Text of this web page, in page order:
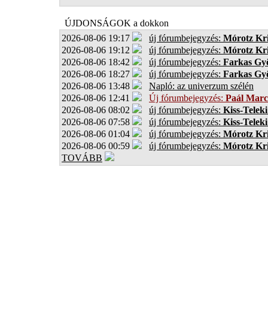
ÚJDONSÁGOK a dokkon
2026-08-06 19:17
új fórumbejegyzés: Mórotz
2026-08-06 19:12
új fórumbejegyzés: Mórotz
2026-08-06 18:42
új fórumbejegyzés: Farkas
2026-08-06 18:27
új fórumbejegyzés: Farkas
2026-08-06 13:48
Napló: az univerzum szélén
2026-08-06 12:41
Új fórumbejegyzés: Paál
2026-08-06 08:02
új fórumbejegyzés: Kiss-
2026-08-06 07:58
új fórumbejegyzés: Kiss-
2026-08-06 01:04
új fórumbejegyzés: Mórotz
2026-08-06 00:59
új fórumbejegyzés: Mórotz
TOVÁBB